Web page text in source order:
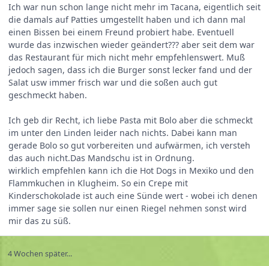
Ich war nun schon lange nicht mehr im Tacana, eigentlich seit
die damals auf Patties umgestellt haben und ich dann mal
einen Bissen bei einem Freund probiert habe. Eventuell
wurde das inzwischen wieder geändert??? aber seit dem war
das Restaurant für mich nicht mehr empfehlenswert. Muß
jedoch sagen, dass ich die Burger sonst lecker fand und der
Salat usw immer frisch war und die soßen auch gut
geschmeckt haben.
Ich geb dir Recht, ich liebe Pasta mit Bolo aber die schmeckt
im unter den Linden leider nach nichts. Dabei kann man
gerade Bolo so gut vorbereiten und aufwärmen, ich versteh
das auch nicht.Das Mandschu ist in Ordnung.
wirklich empfehlen kann ich die Hot Dogs in Mexiko und den
Flammkuchen in Klugheim. So ein Crepe mit
Kinderschokolade ist auch eine Sünde wert - wobei ich denen
immer sage sie sollen nur einen Riegel nehmen sonst wird
mir das zu süß.
4 Wochen später...